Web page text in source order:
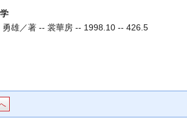
勇雄／著 -- 裳華房 -- 1998.10 -- 426.5